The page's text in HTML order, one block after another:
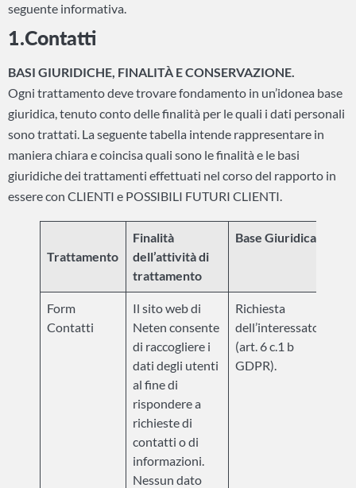
seguente informativa.
1.Contatti
BASI GIURIDICHE, FINALITÀ E CONSERVAZIONE.
Ogni trattamento deve trovare fondamento in un’idonea base
giuridica, tenuto conto delle finalità per le quali i dati personali
sono trattati. La seguente tabella intende rappresentare in
maniera chiara e coincisa quali sono le finalità e le basi
giuridiche dei trattamenti effettuati nel corso del rapporto in
essere con CLIENTI e POSSIBILI FUTURI CLIENTI.
Trattamento
Finalità
dell’attività di
trattamento
Base Giuridica
Form
Contatti
Il sito web di
Neten consente
di raccogliere i
dati degli utenti
al fine di
rispondere a
richieste di
contatti o di
informazioni.
Nessun dato
Richiesta
dell’interessato
(art. 6 c.1 b
GDPR).